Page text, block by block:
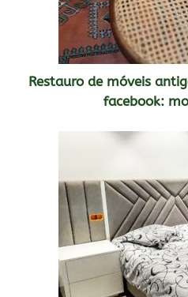
Restauro de móveis
facebook: